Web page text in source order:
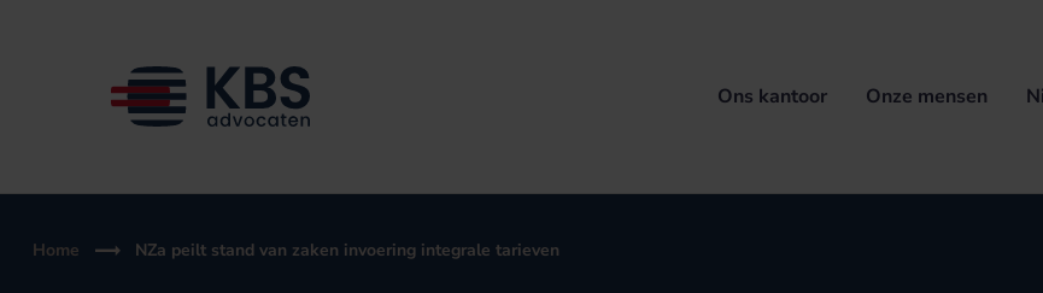
Ons kantoor Onze mensen
Home NZa peilt stand van zaken invoering integrale tarieven